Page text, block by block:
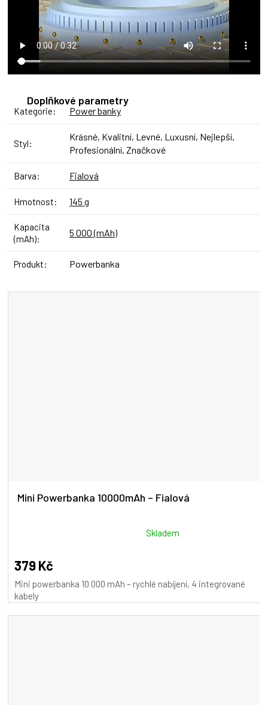
Doplňkové parametry
Kategorie: Power banky
Styl:
Krásné, Kvalitní, Levné, Luxusní, Nejlepší,
Profesionální, Značkové
Barva: Fialová
Hmotnost: 145 g
Kapacita
(mAh):
5 000 (mAh)
Produkt: Powerbanka
Mini Powerbanka 10000mAh – Fialová
produktu
je
5,0
z
Skladem
379 Kč
Mini powerbanka 10 000 mAh – rychlé nabíjení, 4 integrované
kabely